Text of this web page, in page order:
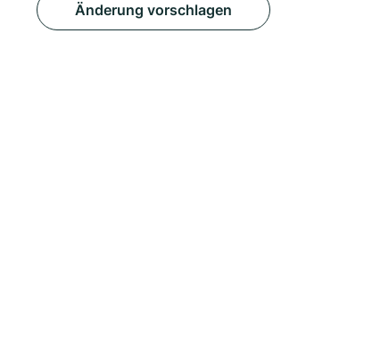
Änderung vorschlagen